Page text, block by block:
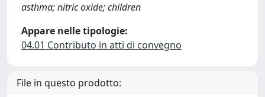
asthma; nitric oxide; children
Appare nelle tipologie:
04.01 Contributo in atti di convegno
File in questo prodotto: